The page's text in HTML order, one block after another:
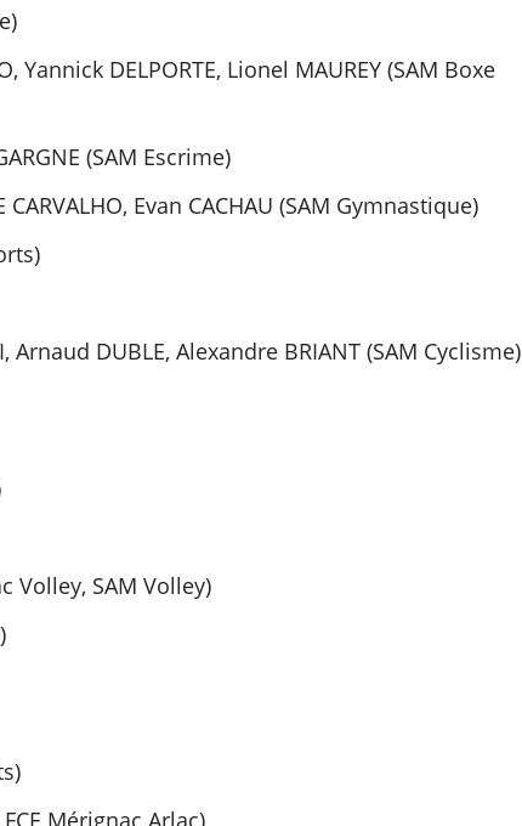
Yannick DELPORTE, Lionel MAUREY (SAM Boxe
(SAM Escrime)
Evan CACHAU (SAM Gymnastique)
Arnaud DUBLE, Alexandre BRIANT (SAM Cyclisme)
Volley, SAM Volley)
Mérignac Arlac)